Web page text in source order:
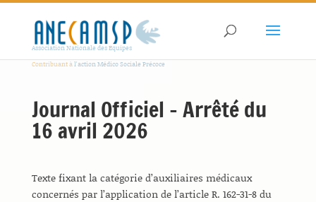
Association Nationale des Equipes
Contribuant àl'action Médico Sociale Précoce
Journal Officiel – Arrêté du
16 avril 2026
Texte fixant la catégorie d’auxiliaires médicaux
concernés par l’application de l’article R. 162-31-8 du